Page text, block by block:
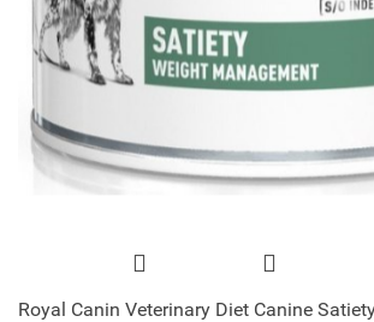
Royal Canin Veterinary Diet Canine